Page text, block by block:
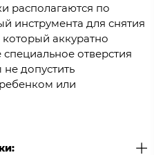
располагаются по
инструмента для снятия
который аккуратно
специальное отверстия
допустить
или